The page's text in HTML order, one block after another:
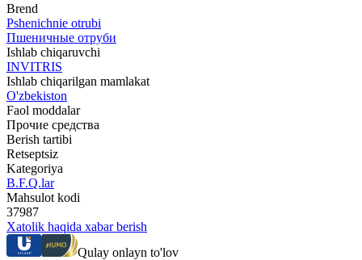
Brend
Pshenichnie otrubi
Пшеничные отруби
Ishlab chiqaruvchi
INVITRIS
Ishlab chiqarilgan mamlakat
O'zbekiston
Faol moddalar
Прочие средства
Berish tartibi
Retseptsiz
Kategoriya
B.F.Q.lar
Mahsulot kodi
37987
Xatolik haqida xabar berish
Qulay onlayn to'lov